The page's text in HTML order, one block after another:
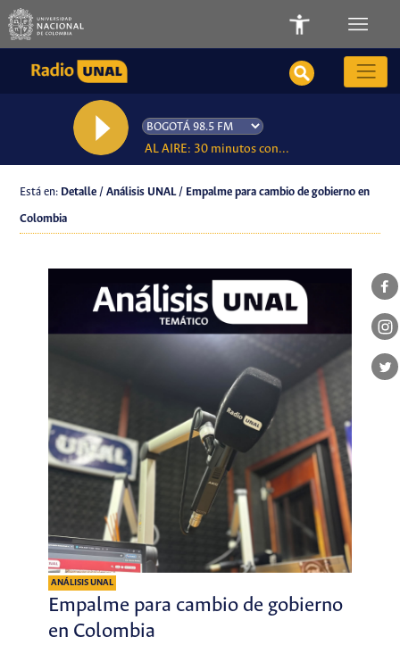
AL AIRE: 30 minutos con...
Está en: Detalle / Análisis UNAL / Empalme para cambio de gobierno en
Colombia
ANÁLISIS UNAL
Empalme para cambio de gobierno
en Colombia